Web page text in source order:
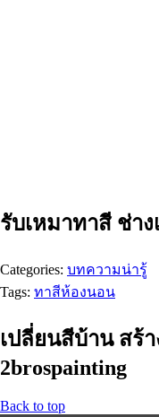
รับเหมาทาสี ช่าง
Categories: บทความน่ารู้
Tags: ทาสีห้องนอน
เปลี่ยนสีบ้าน สร้
2brospainting
Back to top